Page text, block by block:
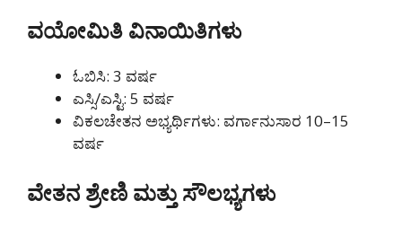
ವಯೋಮಿತಿ ವಿನಾಯಿತಿಗಳು
ಓಬಿಸಿ: 3 ವರ್ಷ
ಎಸ್ಸಿ/ಎಸ್ಟಿ: 5 ವರ್ಷ
ವಿಕಲಚೇತನ ಅಭ್ಯರ್ಥಿಗಳು: ವರ್ಗಾನುಸಾರ 10–15
ವರ್ಷ
ವೇತನ ಶ್ರೇಣಿ ಮತ್ತು ಸೌಲಭ್ಯಗಳು